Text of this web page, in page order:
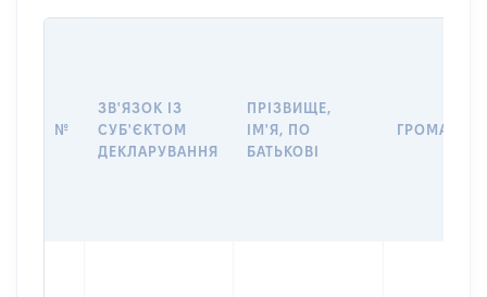
№
ЗВ'ЯЗОК ІЗ
СУБ'ЄКТОМ
ДЕКЛАРУВАННЯ
ПРІЗВИЩЕ,
ІМ'Я, ПО
БАТЬКОВІ